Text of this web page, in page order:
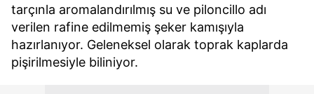
tarçınla aromalandırılmış su ve piloncillo adı
verilen rafine edilmemiş şeker kamışıyla
hazırlanıyor. Geleneksel olarak toprak kaplarda
pişirilmesiyle biliniyor.